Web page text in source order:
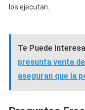
los ejecutan.
Te Puede
presunta venta
aseguran que la